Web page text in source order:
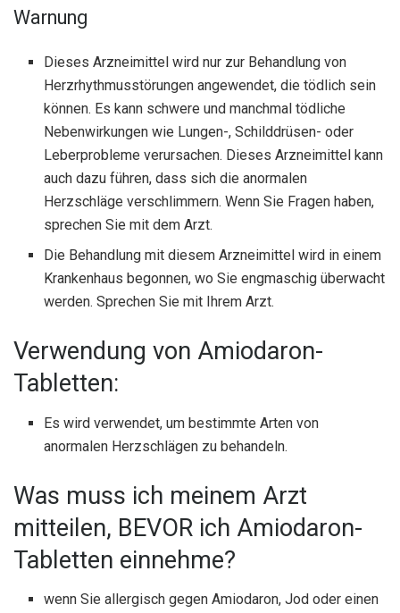
Warnung
Dieses Arzneimittel wird nur zur Behandlung von
Herzrhythmusstörungen angewendet, die tödlich sein
können. Es kann schwere und manchmal tödliche
Nebenwirkungen wie Lungen-, Schilddrüsen- oder
Leberprobleme verursachen. Dieses Arzneimittel kann
auch dazu führen, dass sich die anormalen
Herzschläge verschlimmern. Wenn Sie Fragen haben,
sprechen Sie mit dem Arzt.
Die Behandlung mit diesem Arzneimittel wird in einem
Krankenhaus begonnen, wo Sie engmaschig überwacht
werden. Sprechen Sie mit Ihrem Arzt.
Verwendung von Amiodaron-
Tabletten:
Es wird verwendet, um bestimmte Arten von
anormalen Herzschlägen zu behandeln.
Was muss ich meinem Arzt
mitteilen, BEVOR ich Amiodaron-
Tabletten einnehme?
wenn Sie allergisch gegen Amiodaron, Jod oder einen